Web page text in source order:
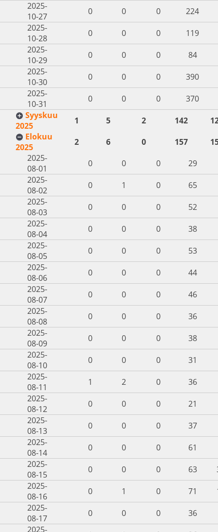
2025-
10-27
0 0 0
224
2025-
10-28
0 0 0
119
2025-
10-29
0 0 0
84
2025-
10-30
0 0 0
390
2025-
10-31
0 0 0
370
Syyskuu
2025
1 5 2 142
Elokuu
2025
2 6 0 157
2025-
08-01
0 0 0
29
2025-
08-02
0 1 0
65
2025-
08-03
0 0 0
52
2025-
08-04
0 0 0
38
2025-
08-05
0 0 0
53
2025-
08-06
0 0 0
44
2025-
08-07
0 0 0
46
2025-
08-08
0 0 0
36
2025-
08-09
0 0 0
38
2025-
08-10
0 0 0
31
2025-
08-11
1 2 0
36
2025-
08-12
0 0 0
21
2025-
08-13
0 0 0
37
2025-
08-14
0 0 0
61
2025-
08-15
0 0 0 63
2025-
08-16
0 1 0 71
2025-
08-17
0 0 0
36
2025-